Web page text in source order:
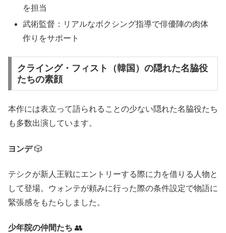
を担当
武術監督：リアルなボクシング指導で俳優陣の肉体
作りをサポート
クライング・フィスト（韓国）の隠れた名脇役
たちの素顔
本作には表立って語られることの少ない隠れた名脇役たち
も多数出演しています。
ヨンデ🎲
テシクが新人王戦にエントリーする際に力を借りる人物と
して登場。ウォンテが頼みに行った際の条件設定で物語に
緊張感をもたらしました。
少年院の仲間たち 👥